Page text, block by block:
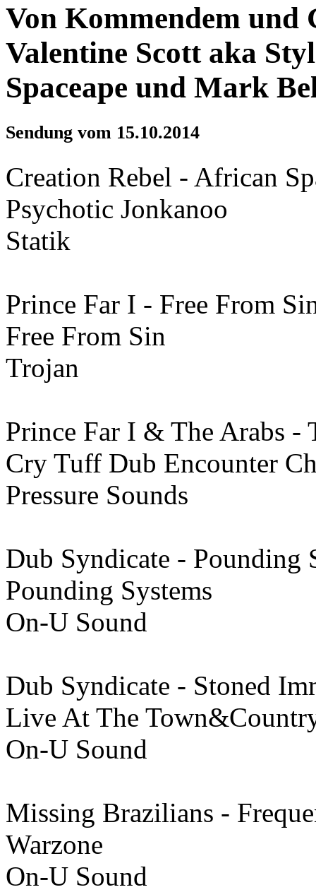
Von Kommendem und
Valentine Scott aka
Spaceape und Mark
Sendung vom 15.10.2014
Creation Rebel - African
Psychotic Jonkanoo
Statik
Prince Far I - Free From
Free From Sin
Trojan
Prince Far I & The Arabs -
Cry Tuff Dub Encounter
Pressure Sounds
Dub Syndicate - Pounding
Pounding Systems
On-U Sound
Dub Syndicate - Stoned
Live At The
On-U Sound
Missing Brazilians -
Warzone
On-U Sound